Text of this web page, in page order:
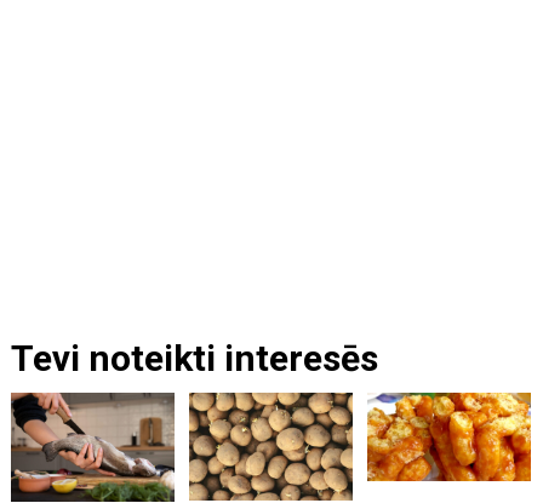
Tevi noteikti interesēs